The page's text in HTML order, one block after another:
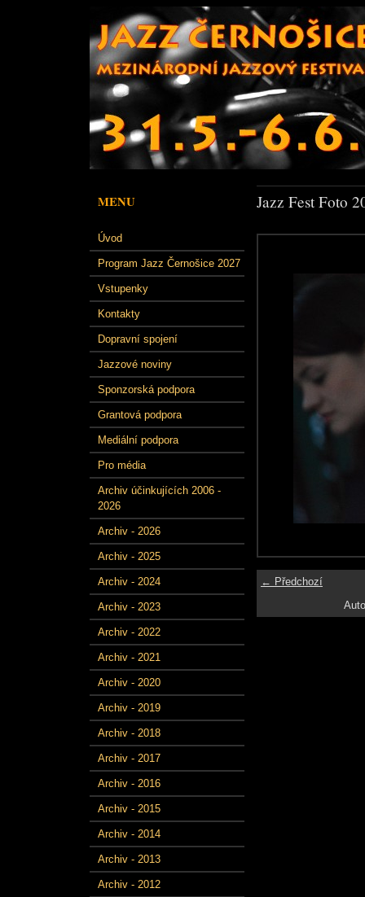
MENU
Úvod
Program Jazz Černošice 2027
Vstupenky
Kontakty
Dopravní spojení
Jazzové noviny
Sponzorská podpora
Grantová podpora
Mediální podpora
Pro média
Archiv účinkujících 2006 -
2026
Archiv - 2026
Archiv - 2025
Archiv - 2024
Archiv - 2023
Archiv - 2022
Archiv - 2021
Archiv - 2020
Archiv - 2019
Archiv - 2018
Archiv - 2017
Archiv - 2016
Archiv - 2015
Archiv - 2014
Archiv - 2013
Archiv - 2012
Jazz Fest Foto
← Předchozí